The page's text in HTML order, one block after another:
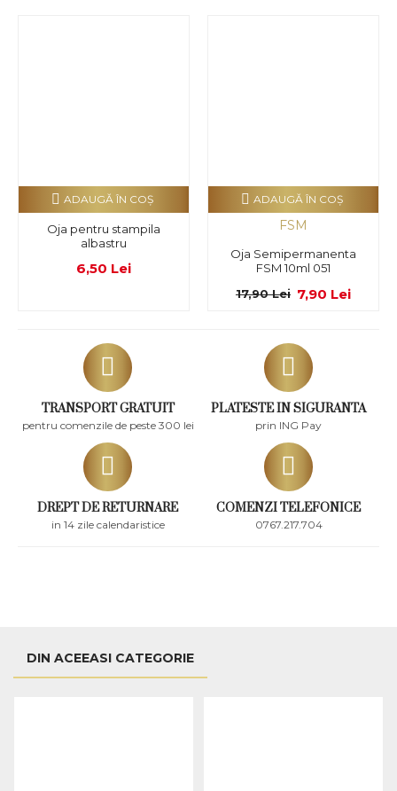
TRANSPORT GRATUIT
pentru comenzile de peste 300 lei
PLATESTE IN SIGURANTA
prin ING Pay
DREPT DE RETURNARE
in 14 zile calendaristice
COMENZI TELEFONICE
0767.217.704
Oja pentru stampila
albastru
6,50 Lei
ADAUGĂ ÎN COŞ
FSM
Oja Semipermanenta
FSM 10ml 051
7,90 Lei
17,90 Lei
ADAUGĂ ÎN COŞ
DIN ACEEASI CATEGORIE